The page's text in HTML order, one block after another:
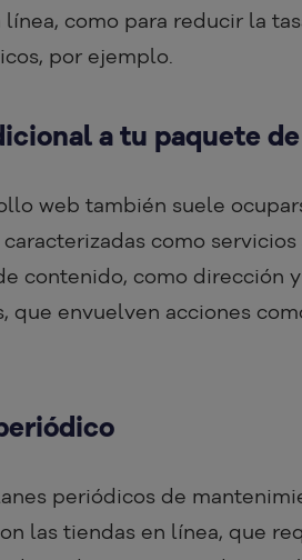
como para reducir la
por ejemplo.
a tu paquete
web también suele
caracterizadas como
contenido, como dirección
que envuelven acciones
periódicos de
las tiendas en línea, que